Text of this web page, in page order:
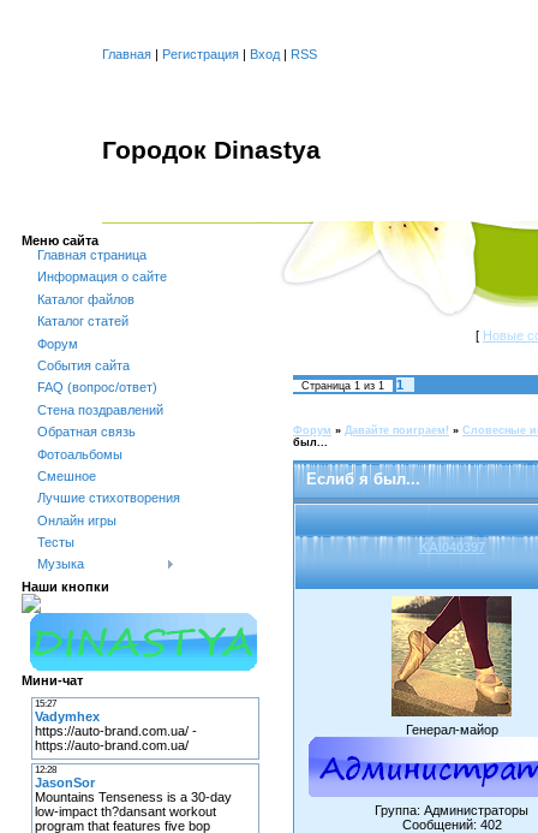
Главная | Регистрация | Вход | RSS
Городок Dinastya
Меню сайта
Главная страница
Информация о сайте
Каталог файлов
Каталог статей
Форум
События сайта
FAQ (вопрос/ответ)
Стена поздравлений
Обратная связь
Фотоальбомы
Смешное
Лучшие стихотворения
Онлайн игры
Тесты
Музыка
Наши кнопки
Мини-чат
[ Новые
Страница 1 из 1 1
Форум » Давайте поиграем! » Словесные
был...
Еслиб я был...
KAI040397
Генерал-майор
Группа: Администраторы
Сообщений: 402